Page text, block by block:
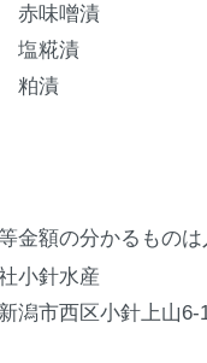
赤味噌漬
塩糀漬
粕漬
金額の分かるものは
小針水産
潟市西区小針上山6-